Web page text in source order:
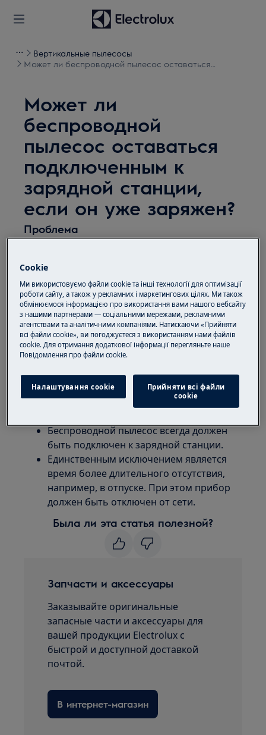
Вертикальные пылесосы
Может ли беспроводной пылесос оставаться
Может ли
беспроводной
пылесос оставаться
подключенным к
зарядной станции,
если он уже заряжен?
Проблема
оставаться подключенным к зарядной
станции, если он уже заряжен?
Должен ли беспроводной пылесос
оставаться подключенным к сети для
зарядки?
Применяется к
все беспроводные пылесосы
Беспроводной пылесос всегда должен
быть подключен к зарядной станции.
Единственным исключением является
время более длительного отсутствия,
например, в отпуске. При этом прибор
должен быть отключен от сети.
Была ли эта статья полезной?
Запчасти и аксессуары
Заказывайте оригинальные
запасные части и аксессуары для
вашей продукции Electrolux с
быстрой и доступной доставкой
почтой.
В интернет-магазин
Cookie
Ми використовуємо файли cookie та інші технології для оптимізації
роботи сайту, а також у рекламних і маркетингових цілях. Ми також
обмінюємося інформацією про використання вами нашого вебсайту
з нашими партнерами — соціальними мережами, рекламними
агентствами та аналітичними компаніями. Натискаючи «Прийняти
всі файли cookie», ви погоджуєтеся з використанням нами файлів
cookie. Для отримання додаткової інформації перегляньте наше
Пoвідомлення прo файли cookie.
Налаштування cookie
Прийняти всі файли
сookie